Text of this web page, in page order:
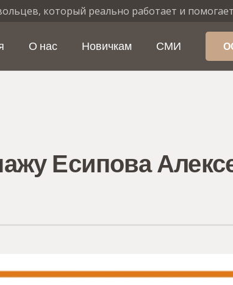
который реально работает и
О нас Новичкам СМИ
Есипова